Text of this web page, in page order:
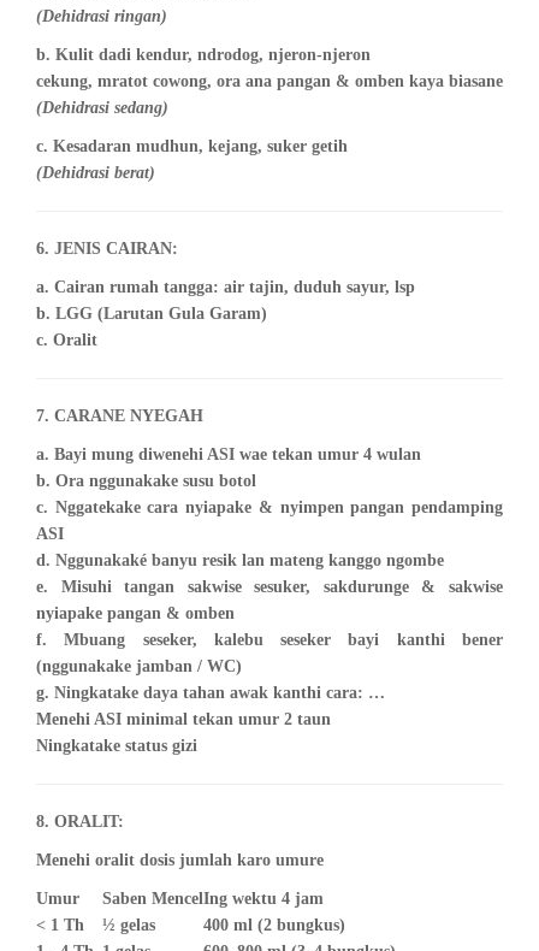
(Dehidrasi ringan)
b. Kulit dadi kendur, ndrodog, njeron-njeron
cekung, mratot cowong, ora ana pangan & omben kaya biasane
(Dehidrasi sedang)
c. Kesadaran mudhun, kejang, suker getih
(Dehidrasi berat)
6. JENIS CAIRAN:
a. Cairan rumah tangga: air tajin, duduh sayur, lsp
b. LGG (Larutan Gula Garam)
c. Oralit
7. CARANE NYEGAH
a. Bayi mung diwenehi ASI wae tekan umur 4 wulan
b. Ora nggunakake susu botol
c. Nggatekake cara nyiapake & nyimpen pangan pendamping
ASI
d. Nggunakaké banyu resik lan mateng kanggo ngombe
e. Misuhi tangan sakwise sesuker, sakdurunge & sakwise
nyiapake pangan & omben
f. Mbuang seseker, kalebu seseker bayi kanthi bener
(nggunakake jamban / WC)
g. Ningkatake daya tahan awak kanthi cara: …
Menehi ASI minimal tekan umur 2 taun
Ningkatake status gizi
8. ORALIT:
Menehi oralit dosis jumlah karo umure
Umur Saben MencelIng wektu 4 jam
< 1 Th
½ gelas
400 ml (2 bungkus)